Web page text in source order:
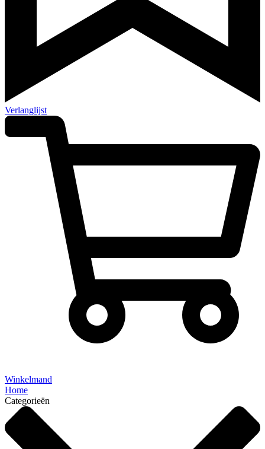
Verlanglijst
Winkelmand
Home
Categorieën